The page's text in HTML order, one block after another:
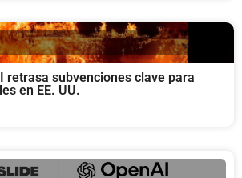
retrasa subvenciones clave para
en EE. UU.